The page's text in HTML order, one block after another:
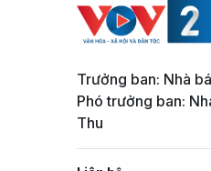
Trưởng ban: Nhà
Phó trưởng ban:
Thu